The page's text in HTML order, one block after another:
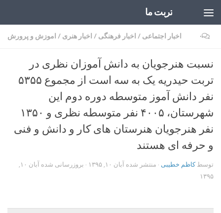
تربت ما
اخبار اجتماعی / اخبار فرهنگی / اخبار هنری / اموزش و پرورش ۰
نسبت هنرجویان به دانش آموزان نظری در
تربت حیدریه یک به سه است از مجموع ۵۳۵۵
نفر دانش آموز متوسطه دوره دوم این
شهرستان، ۴۰۰۵ نفر متوسطه نظری و ۱۳۵۰
نفر هنرجویان هنرستان های کار و دانش و فنی
و حرفه ای هستند
توسطکاظم خطیبی · منتشر شده آبان ۱۰, ۱۳۹۵ · بروزرسانی شده
آبان ۱۰,
۱۳۹۵